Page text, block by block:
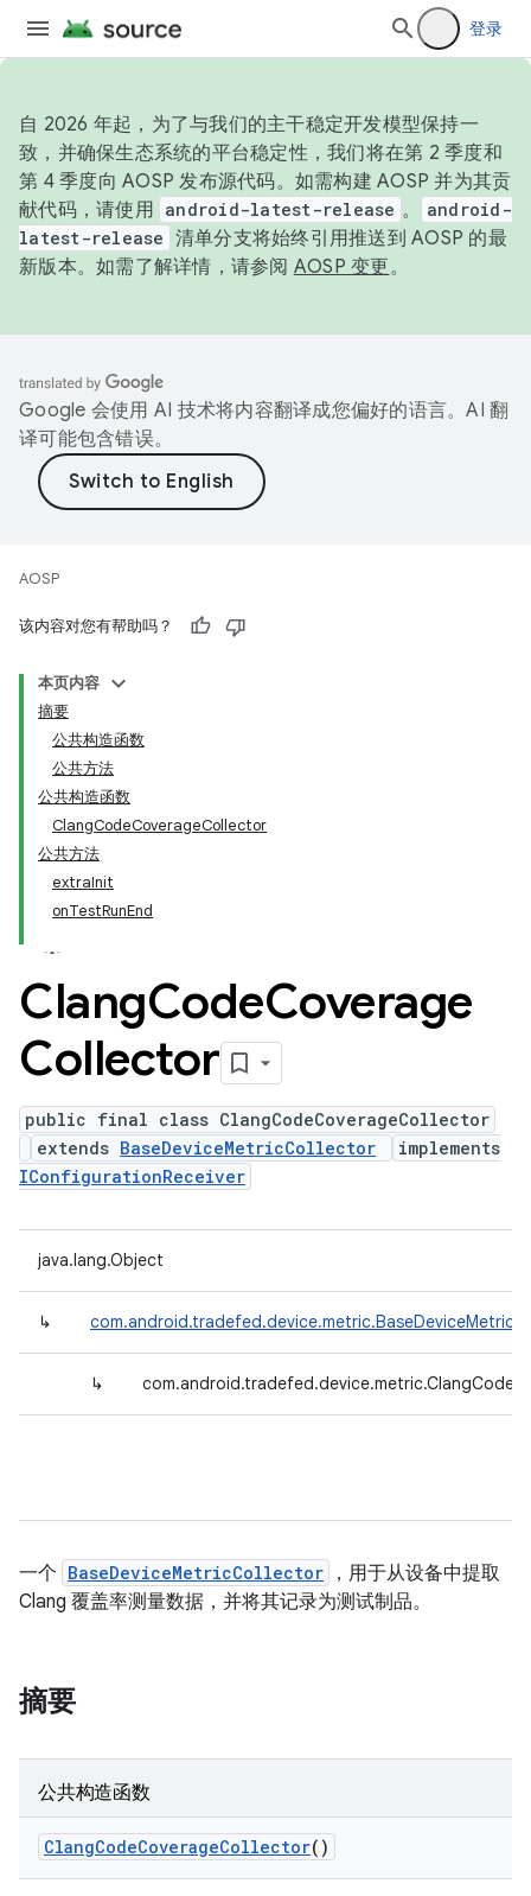
登录
自 2026 年起，为了与我们的主干稳定开发模型保持一
致，并确保生态系统的平台稳定性，我们将在第 2 季度和
第 4 季度向 AOSP 发布源代码。如需构建 AOSP 并为其贡
献代码，请使用 android-latest-release 。
android-
latest-release 清单分支将始终引用推送到 AOSP 的最
新版本。如需了解详情，请参阅 AOSP 变更。
Google 会使用 AI 技术将内容翻译成您偏好的语言。AI 翻
译可能包含错误。
AOSP
该内容对您有帮助吗？
本页内容
摘要
公共构造函数
公共方法
公共构造函数
ClangCodeCoverageCollector
公共方法
extraInit
onTestRunEnd
ClangCodeCoverage
Collector
public final class ClangCodeCoverageCollector
extends BaseDeviceMetricCollector
implements
IConfigurationReceiver
java.lang.Object
↳
↳
一个 BaseDeviceMetricCollector
，用于从设备中提取
Clang 覆盖率测量数据，并将其记录为测试制品。
摘要
公共构造函数
ClangCodeCoverageCollector()